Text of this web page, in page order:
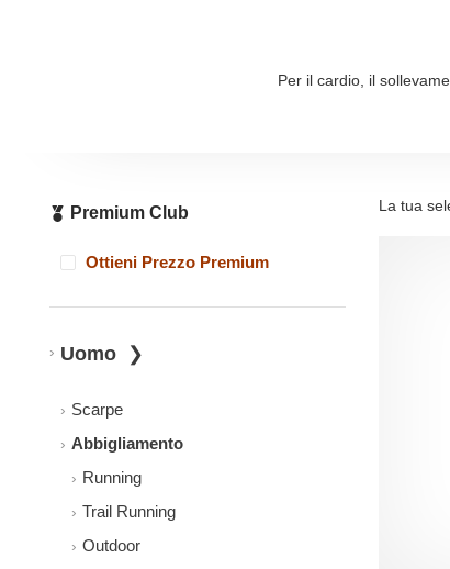
Per il cardio, il
Premium Club
Ottieni Prezzo Premium
Uomo
Scarpe
Abbigliamento
Running
Trail Running
Outdoor
La tua